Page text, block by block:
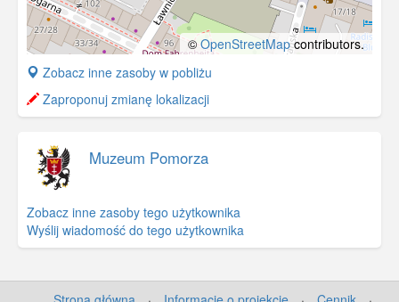
© OpenStreetMapcontributors.
+
−
Zobacz inne zasoby w pobliżu
Zaproponuj zmianę lokalizacji
Muzeum Pomorza
Zobacz inne zasoby tego użytkownika
Wyślij wiadomość do tego użytkownika